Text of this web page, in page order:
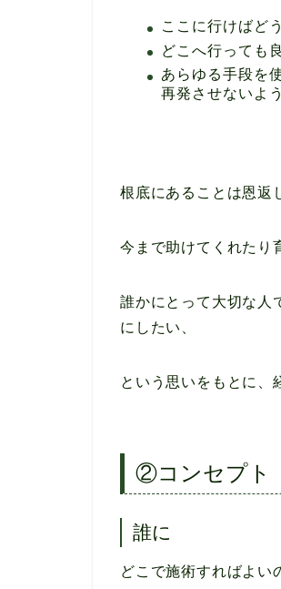
ここに行けばど
どこへ行っても
あらゆる手段を
再発させないよ
根底にあることは恩返
今まで助けてくれたり
誰かにとって大切な人
にしたい、
という思いをもとに、
②コンセプト
誰に
どこで施術すればよい